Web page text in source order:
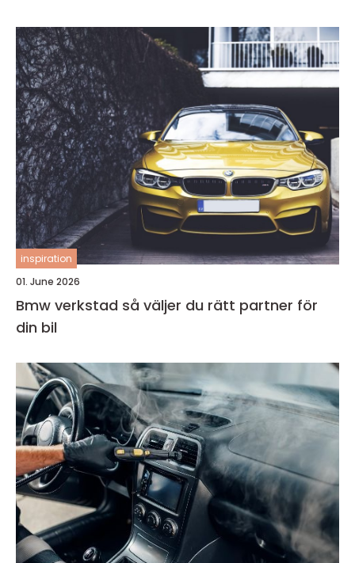
inspiration
01. June 2026
Bmw verkstad så väljer du rätt partner för
din bil